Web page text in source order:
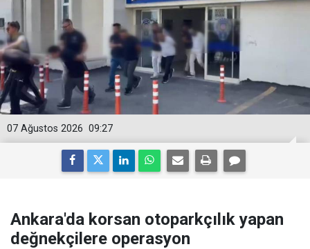
09:27
07 Ağustos 2026
Ankara'da korsan otoparkçılık yapan
değnekçilere operasyon